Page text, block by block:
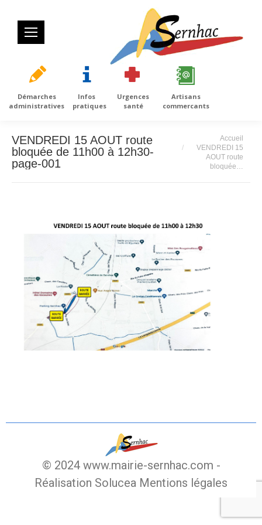
Démarches
administratives
Infos
pratiques
Urgences
santé
Artisans
commercants
VENDREDI 15 AOUT route
bloquée de 11h00 à 12h30-
page-001
Vous êtes ici :
Accueil
VENDREDI 15
AOUT route
bloquée…
© 2024 www.mairie-sernhac.com -
Réalisation Solucea Mentions légales